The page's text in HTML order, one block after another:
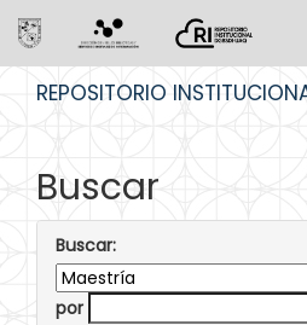
REPOSITORIO
Buscar
Buscar:
por